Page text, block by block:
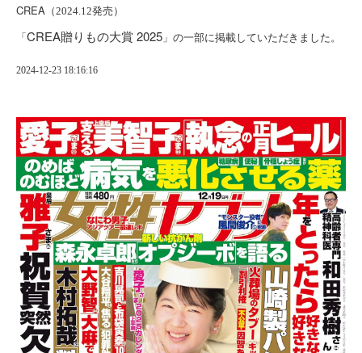
CREA （2024.12発売）
「CREA贈りもの大賞 2025 」の一部に掲載していただきました。
2024-12-23 18:16:16